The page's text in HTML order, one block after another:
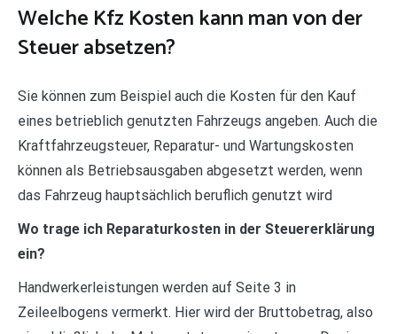
Welche Kfz Kosten kann man von der
Steuer absetzen?
Sie können zum Beispiel auch die Kosten für den Kauf
eines betrieblich genutzten Fahrzeugs angeben. Auch die
Kraftfahrzeugsteuer, Reparatur- und Wartungskosten
können als Betriebsausgaben abgesetzt werden, wenn
das Fahrzeug hauptsächlich beruflich genutzt wird
Wo trage ich Reparaturkosten in der Steuererklärung
ein?
Handwerkerleistungen werden auf Seite 3 in
Zeileelbogens vermerkt. Hier wird der Bruttobetrag, also